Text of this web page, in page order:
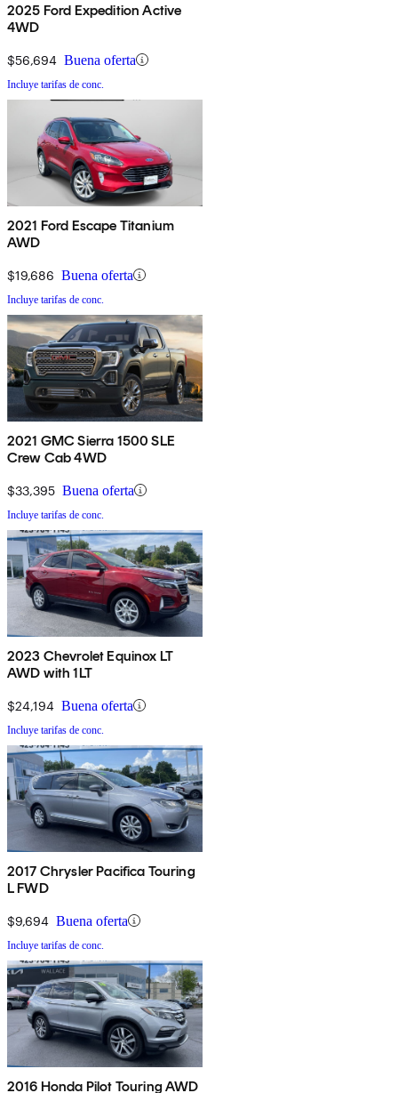
2025 Ford Expedition Active
4WD
$56,694 Buena oferta
Incluye tarifas de conc.
2021 Ford Escape Titanium
AWD
$19,686 Buena oferta
Incluye tarifas de conc.
2021 GMC Sierra 1500 SLE
Crew Cab 4WD
$33,395 Buena oferta
Incluye tarifas de conc.
2023 Chevrolet Equinox LT
AWD with 1LT
$24,194 Buena oferta
Incluye tarifas de conc.
2017 Chrysler Pacifica Touring
L FWD
$9,694 Buena oferta
Incluye tarifas de conc.
2016 Honda Pilot Touring AWD